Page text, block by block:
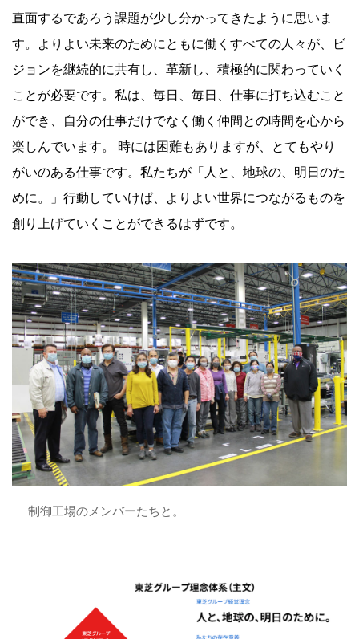
直面するであろう課題が少し分かってきたように思いま
す。よりよい未来のためにともに働くすべての人々が、ビ
ジョンを継続的に共有し、革新し、積極的に関わっていく
ことが必要です。私は、毎日、毎日、仕事に打ち込むこと
ができ、自分の仕事だけでなく働く仲間との時間を心から
楽しんでいます。 時には困難もありますが、とてもやり
がいのある仕事です。私たちが「人と、地球の、明日のた
めに。」行動していけば、よりよい世界につながるものを
創り上げていくことができるはずです。
制御工場のメンバーたちと。